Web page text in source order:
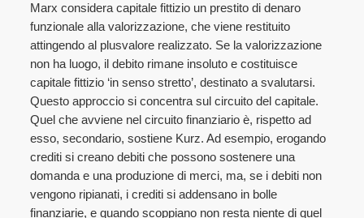
Marx considera capitale fittizio un prestito di denaro
funzionale alla valorizzazione, che viene restituito
attingendo al plusvalore realizzato. Se la valorizzazione
non ha luogo, il debito rimane insoluto e costituisce
capitale fittizio ‘in senso stretto’, destinato a svalutarsi.
Questo approccio si concentra sul circuito del capitale.
Quel che avviene nel circuito finanziario è, rispetto ad
esso, secondario, sostiene Kurz. Ad esempio, erogando
crediti si creano debiti che possono sostenere una
domanda e una produzione di merci, ma, se i debiti non
vengono ripianati, i crediti si addensano in bolle
finanziarie, e quando scoppiano non resta niente di quel